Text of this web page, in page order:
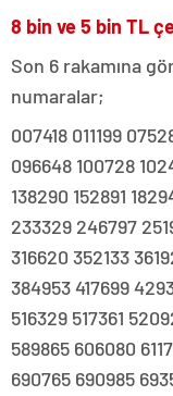
8 bin ve 5 bin TL
Son 6 rakamına
numaralar;
007418 011199
096648 100728
138290 152891
233329 246797
316620 352133
384953 417699
516329 517361
589865 606080
690765 690985